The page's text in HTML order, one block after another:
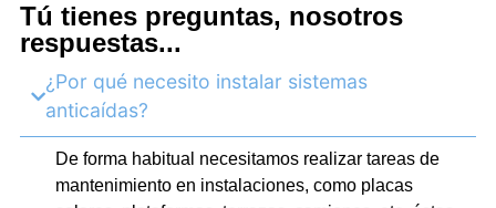
Tú tienes preguntas, nosotros
respuestas...
¿Por qué necesito instalar sistemas
anticaídas?
De forma habitual necesitamos realizar tareas de
mantenimiento en instalaciones, como placas